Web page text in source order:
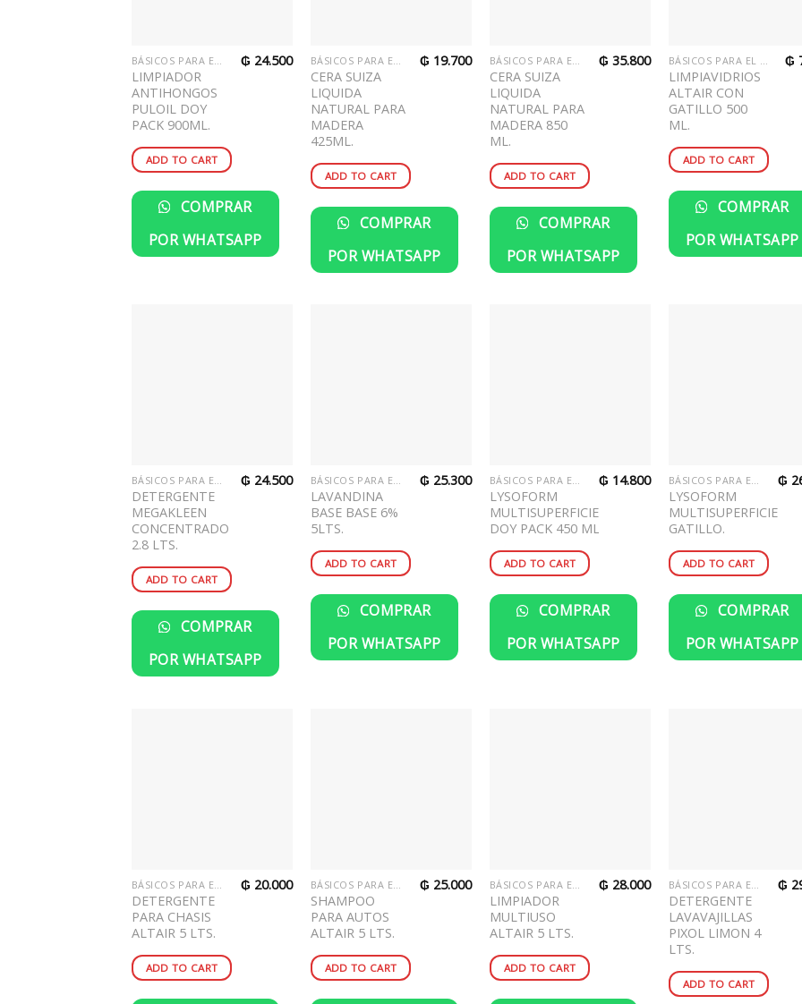
LIMPIADOR
ANTIHONGOS
PULOIL DOY
PACK 900ML.
₲ 24.500
ADD TO CART
COMPRAR
POR WHATSAPP
CERA SUIZA
LIQUIDA
NATURAL PARA
MADERA
425ML.
₲ 19.700
ADD TO CART
COMPRAR
POR WHATSAPP
CERA SUIZA
LIQUIDA
NATURAL PARA
MADERA 850
ML.
₲ 35.800
ADD TO CART
COMPRAR
POR WHATSAPP
LIMPIAVIDRIOS
ALTAIR CON
GATILLO 500
ML.
₲
ADD TO CART
COMPRAR
POR WHATSAPP
BÁSICOS PARA EL HOGAR
DETERGENTE
MEGAKLEEN
CONCENTRADO
2.8 LTS.
₲ 24.500
ADD TO CART
COMPRAR
POR WHATSAPP
BÁSICOS PARA EL HOGAR
LAVANDINA
BASE BASE 6%
5LTS.
₲ 25.300
ADD TO CART
COMPRAR
POR WHATSAPP
BÁSICOS PARA EL HOGAR
LYSOFORM
MULTISUPERFICIES
DOY PACK 450 ML.
₲ 14.800
ADD TO CART
COMPRAR
POR WHATSAPP
BÁSICOS PARA EL HOGAR
LYSOFORM
MULTISUPERFICIES
GATILLO.
₲
ADD TO CART
COMPRAR
POR WHATSAPP
BÁSICOS PARA EL HOGAR
DETERGENTE
PARA CHASIS
ALTAIR 5 LTS.
₲ 20.000
ADD TO CART
BÁSICOS PARA EL HOGAR
SHAMPOO
PARA AUTOS
ALTAIR 5 LTS.
₲ 25.000
ADD TO CART
BÁSICOS PARA EL HOGAR
LIMPIADOR
MULTIUSO
ALTAIR 5 LTS.
₲ 28.000
ADD TO CART
BÁSICOS PARA EL HOGAR
DETERGENTE
LAVAVAJILLAS
PIXOL LIMON 4
LTS.
₲
ADD TO CART